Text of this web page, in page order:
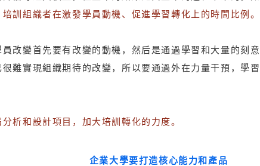
培訓組織者在激發學員動機、促進學習轉化上的時間比例。
改變首先要有改變的動機，然后是通過學習和大量的刻
難實現組織期待的改變，所以要通過外在力量干預，學
析和設計項目，加大培訓轉化的力度。
企業大學要打造核心能力和產品